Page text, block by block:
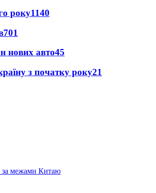
року1140
701
нових авто45
з початку року21
за межами Китаю